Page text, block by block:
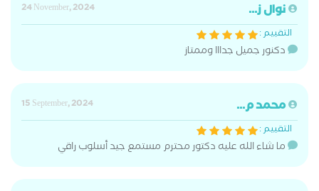
نوال ز...
24 November, 2024
التقييم :
دكنور جميل جدااا وممتاز
محمد م...
15 September, 2024
التقييم :
ما شاء الله عليه دكتور محترم مستمع جيد أسلوب راقي